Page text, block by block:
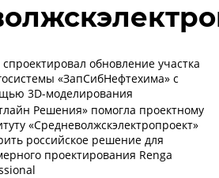
обновление участка
«ЗапСибНефтехима» с
3D-моделирования
Решения» помогла проектному
«Средневолжскэлектропроект»
российское решение для
проектирования Renga